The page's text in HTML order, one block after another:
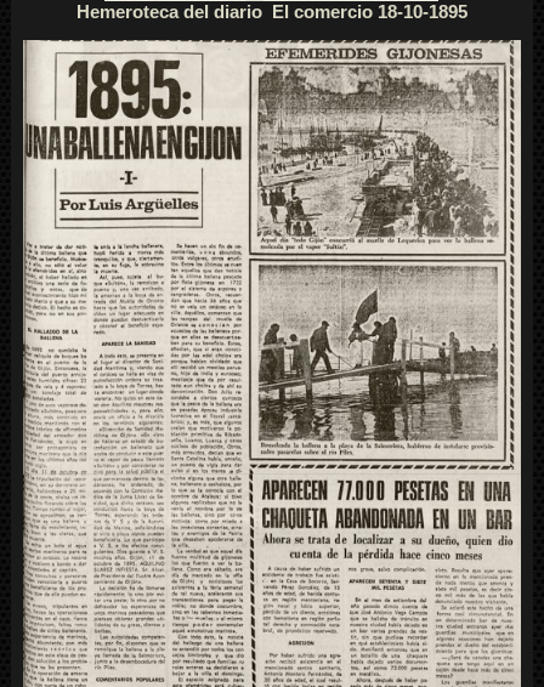
Hemeroteca del diario El comercio 18-10-1895